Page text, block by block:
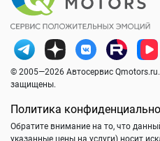
© 2005—2026 Автосервис
защищены.
Политика
Обратите внимание на то, что